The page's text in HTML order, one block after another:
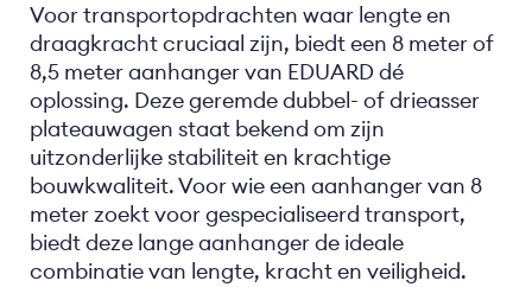
Voor transportopdrachten waar lengte en
draagkracht cruciaal zijn, biedt een 8 meter of
8,5 meter aanhanger van EDUARD dé
oplossing. Deze geremde dubbel- of drieasser
plateauwagen staat bekend om zijn
uitzonderlijke stabiliteit en krachtige
bouwkwaliteit. Voor wie een aanhanger van 8
meter zoekt voor gespecialiseerd transport,
biedt deze lange aanhanger de ideale
combinatie van lengte, kracht en veiligheid.